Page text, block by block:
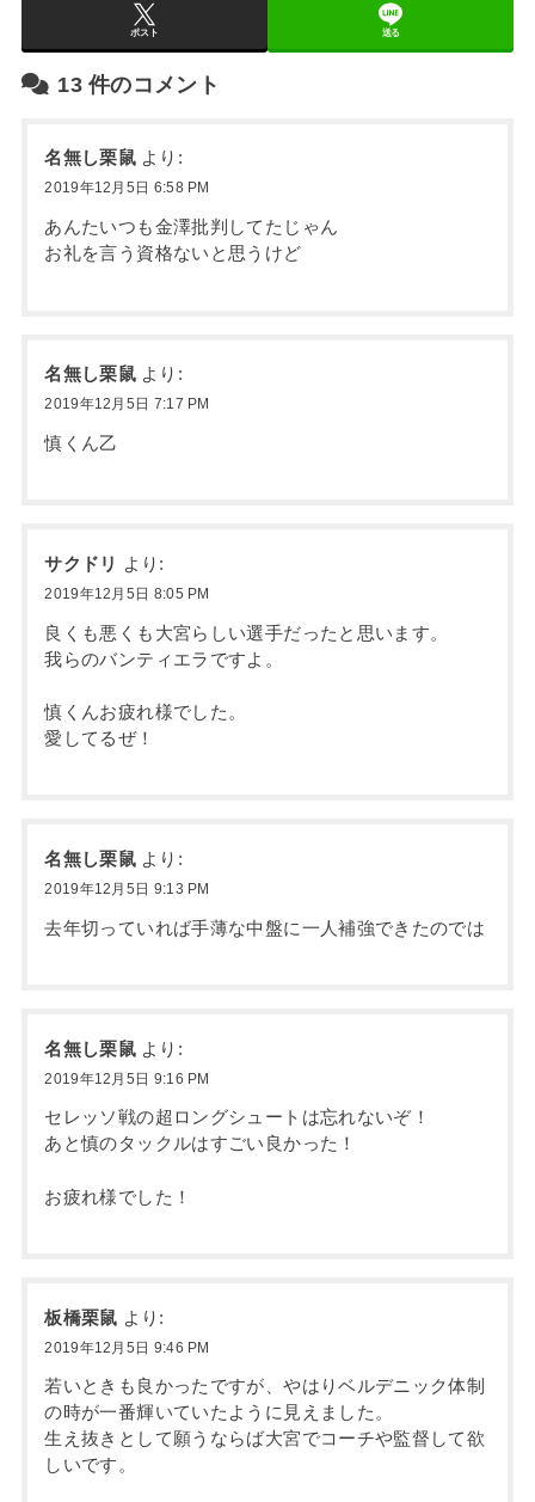
ポスト 送る
13件のコメント
名無し栗鼠 より:
2019年12月5日 6:58 PM
あんたいつも金澤批判してたじゃん
お礼を言う資格ないと思うけど
名無し栗鼠 より:
2019年12月5日 7:17 PM
慎くん乙
サクドリ より:
2019年12月5日 8:05 PM
良くも悪くも大宮らしい選手だったと思います。
我らのバンティエラですよ。
慎くんお疲れ様でした。
愛してるぜ！
名無し栗鼠 より:
2019年12月5日 9:13 PM
去年切っていれば手薄な中盤に一人補強できたのでは
名無し栗鼠 より:
2019年12月5日 9:16 PM
セレッソ戦の超ロングシュートは忘れないぞ！
あと慎のタックルはすごい良かった！
お疲れ様でした！
板橋栗鼠 より:
2019年12月5日 9:46 PM
若いときも良かったですが、やはりベルデニック体制
の時が一番輝いていたように見えました。
生え抜きとして願うならば大宮でコーチや監督して欲
しいです。